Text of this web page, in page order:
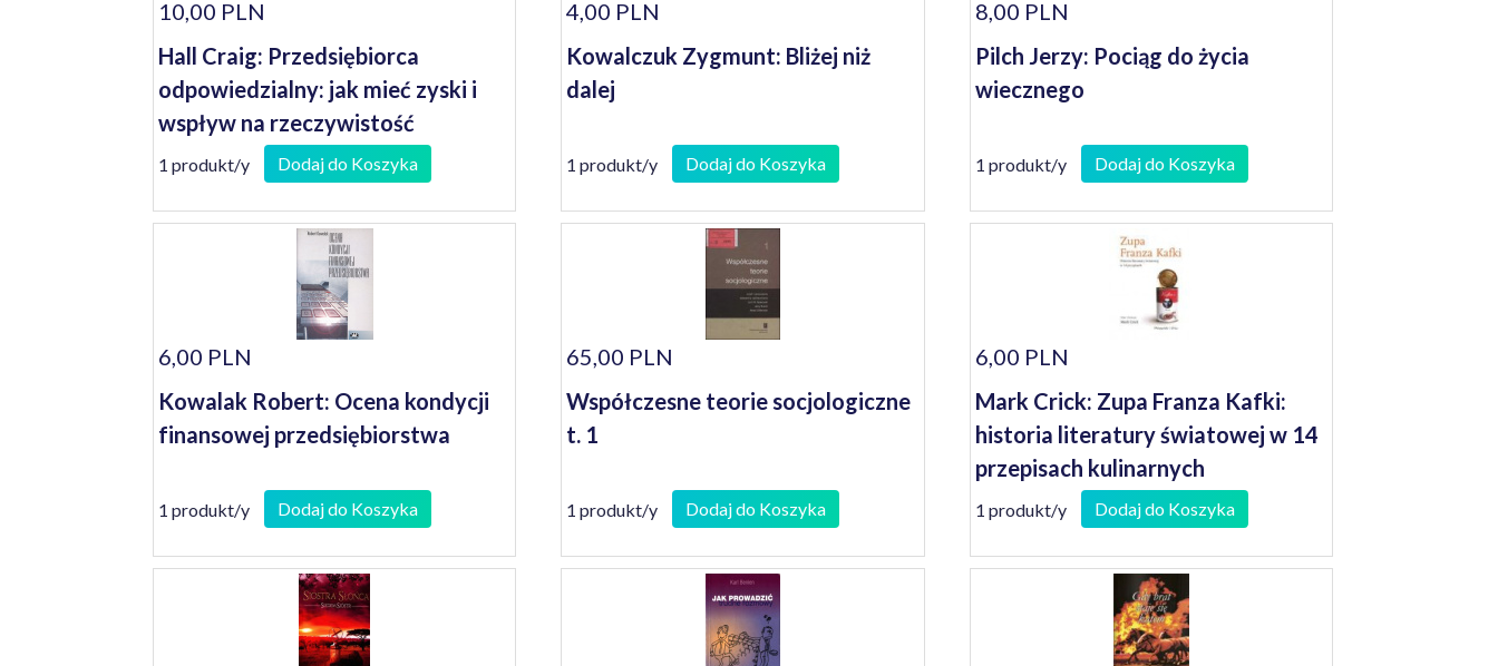
10,00 PLN
Hall Craig: Przedsiębiorca
odpowiedzialny: jak mieć zyski i
wspływ na rzeczywistość
1 produkt/y Dodaj do Koszyka
4,00 PLN
Kowalczuk Zygmunt: Bliżej niż
dalej
1 produkt/y Dodaj do Koszyka
8,00 PLN
Pilch Jerzy: Pociąg do życia
wiecznego
1 produkt/y Dodaj do Koszyka
6,00 PLN
Kowalak Robert: Ocena kondycji
finansowej przedsiębiorstwa
1 produkt/y Dodaj do Koszyka
65,00 PLN
Współczesne teorie socjologiczne
t. 1
1 produkt/y Dodaj do Koszyka
6,00 PLN
Mark Crick: Zupa Franza Kafki:
historia literatury światowej w 14
przepisach kulinarnych
1 produkt/y Dodaj do Koszyka